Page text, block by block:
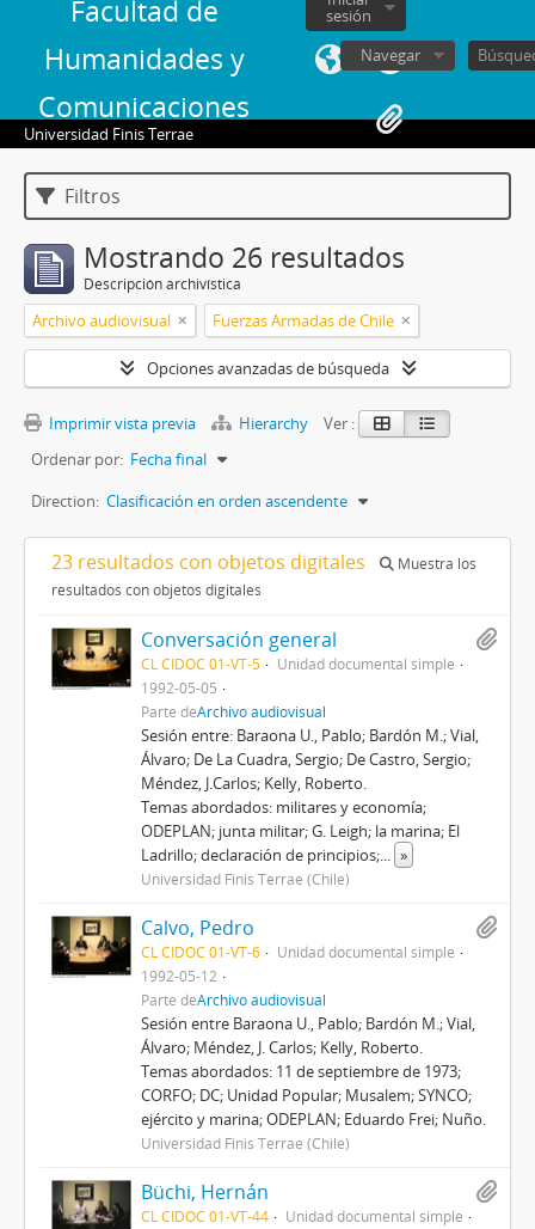
Facultad de
Humanidades y
Comunicaciones
sesión
Navegar
Universidad Finis Terrae
Filtros
Mostrando 26 resultados
Descripción archivística
Archivo audiovisual Fuerzas Armadas de Chile
Opciones avanzadas de búsqueda
Imprimir vista previa Hierarchy
Ver :
Ordenar por: Fecha final
Direction: Clasificación en orden ascendente
23 resultados con objetos digitales
Muestra los
resultados con objetos digitales
Conversación general
CL CIDOC 01-VT-5
Unidad documental simple
1992-05-05
Parte deArchivo audiovisual
Sesión entre: Baraona U., Pablo; Bardón M.; Vial,
Álvaro; De La Cuadra, Sergio; De Castro, Sergio;
Méndez, J.Carlos; Kelly, Roberto.
Temas abordados: militares y economía;
ODEPLAN; junta militar; G. Leigh; la marina; El
Ladrillo; declaración de principios;... »
Universidad Finis Terrae (Chile)
Calvo, Pedro
CL CIDOC 01-VT-6
Unidad documental simple
1992-05-12
Parte deArchivo audiovisual
Sesión entre Baraona U., Pablo; Bardón M.; Vial,
Álvaro; Méndez, J. Carlos; Kelly, Roberto.
Temas abordados: 11 de septiembre de 1973;
CORFO; DC; Unidad Popular; Musalem; SYNCO;
ejército y marina; ODEPLAN; Eduardo Frei; Nuño.
Universidad Finis Terrae (Chile)
Büchi, Hernán
CL CIDOC 01-VT-44
Unidad documental simple